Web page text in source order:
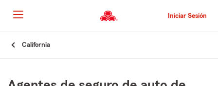
al
contenido
principal
Iniciar Sesión
California